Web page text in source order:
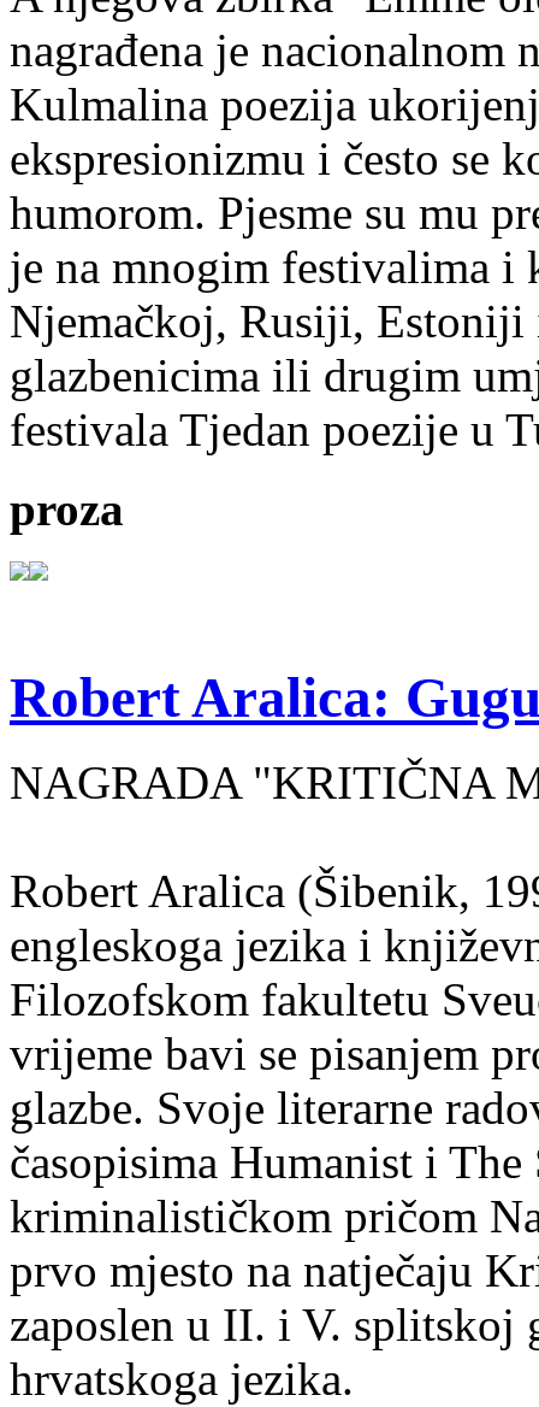
nagrađena je nacionalnom
Kulmalina poezija
ekspresionizmu i često se
humorom. Pjesme su mu
je na mnogim festivalima i
Njemačkoj, Rusiji, Estoniji
glazbenicima ili drugim
festivala Tjedan poezije u
proza
Robert Aralica:
NAGRADA "KRITIČNA
Robert Aralica (Šibenik,
engleskoga jezika i
Filozofskom fakultetu
vrijeme bavi se pisanjem
glazbe. Svoje literarne
časopisima Humanist i
kriminalističkom pričom
prvo mjesto na natječaju
zaposlen u II. i V. splitskoj
hrvatskoga jezika.